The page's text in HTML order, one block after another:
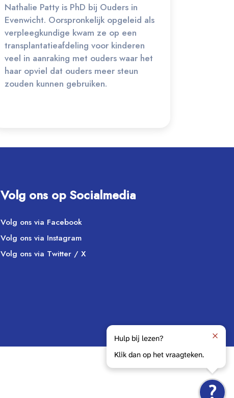
Nathalie Patty is PhD bij Ouders in
Evenwicht. Oorspronkelijk opgeleid als
verpleegkundige kwam ze op een
transplantatieafdeling voor kinderen
veel in aanraking met ouders waar het
haar opviel dat ouders meer steun
zouden kunnen gebruiken.
Volg ons op Socialmedia
Volg ons via Facebook
Volg ons via Instagram
Volg ons via Twitter / X
Hulp bij lezen?
Klik dan op het vraagteken.